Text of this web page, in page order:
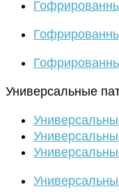
Универсальные